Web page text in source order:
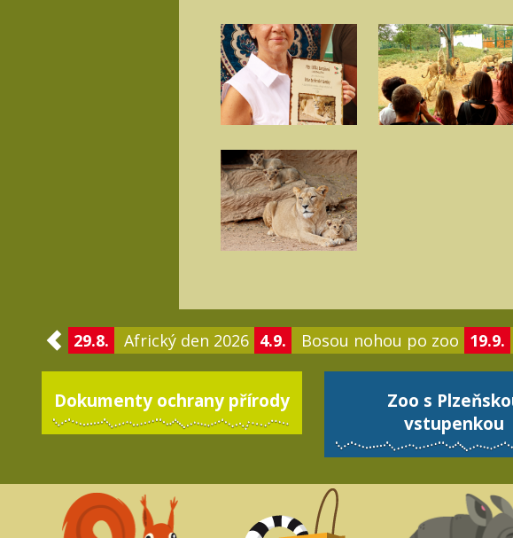
29.8. Africký den 2026 4.9. Bosou nohou po zoo 19.9.
Dokumenty ochrany přírody
Zoo s
vstupenkou